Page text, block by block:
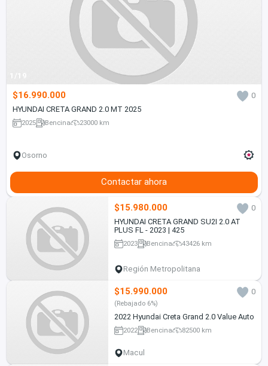
1/19
$16.990.000
0
HYUNDAI CRETA GRAND 2.0 MT 2025
2025 Bencina 23000 km
Osorno
Contactar ahora
$15.980.000
0
HYUNDAI CRETA GRAND SU2I 2.0 AT
PLUS FL - 2023 | 425
2023 Bencina 43426 km
Región Metropolitana
$15.990.000 0
(Rebajado 6%)
2022 Hyundai Creta Grand 2.0 Value Auto
2022 Bencina 82500 km
Macul